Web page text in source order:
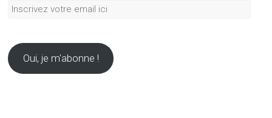
Inscrivez
ici
Oui, je m'abonne !